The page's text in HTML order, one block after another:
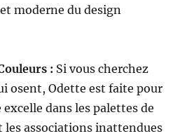
moderne du design
: Si vous cherchez
osent, Odette est faite pour
excelle dans les palettes de
les associations inattendues